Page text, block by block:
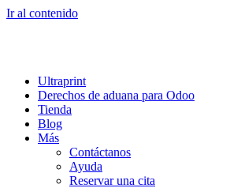
Ir al contenido
Ultraprint
Derechos de aduana para Odoo
Tienda
Blog
Más
Contáctanos
Ayuda
Reservar una cita